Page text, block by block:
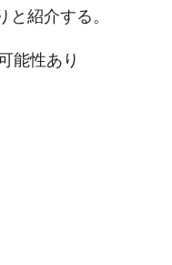
と紹介する。
能性あり